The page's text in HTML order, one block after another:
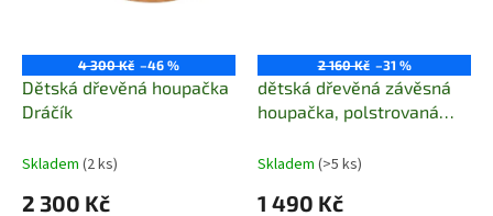
4 300 Kč –46 %
Dětská dřevěná houpačka
Dráčík
Skladem (2 ks)
2 300 Kč
2 160 Kč –31 %
dětská dřevěná závěsná
houpačka, polstrovaná
Skladem (>5 ks)
1 490 Kč